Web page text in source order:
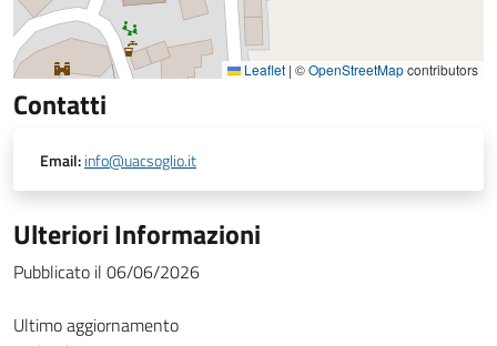
Leaflet | ©OpenStreetMapcontributors
Contatti
Email:info@uacsoglio.it
Ulteriori Informazioni
Pubblicato il 06/06/2026
Ultimo aggiornamento